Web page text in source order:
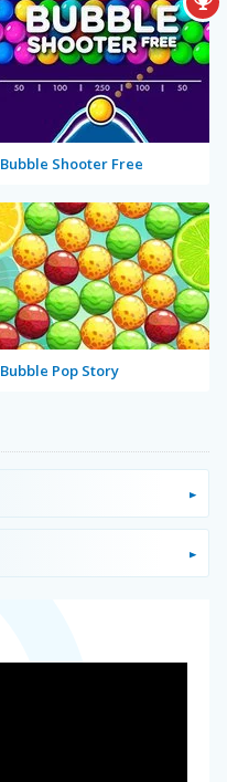
Bubble Shooter Free
Bubble Pop Story